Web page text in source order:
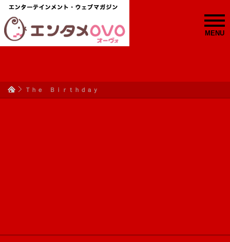
MENU
Ｔｈｅ Ｂｉｒｔｈｄａｙ